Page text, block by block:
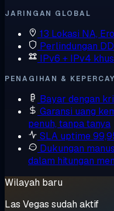
JARINGAN GLOBAL
13 Lokasi NA,
Perlindungan
IPv6 + IPv4
PENAGIHAN &
Bayar dengan
Garansi uang
penuh, tanpa tanya
SLA uptime
Dukungan
dalam hitungan
Wilayah baru
Las Vegas sudah aktif